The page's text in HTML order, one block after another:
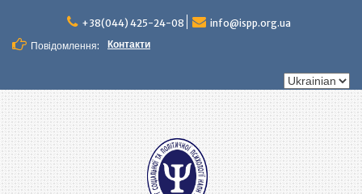
вмісту
+38(044) 425-24-08
info@ispp.org.ua
Повідомлення:
Контакти
Вибрати